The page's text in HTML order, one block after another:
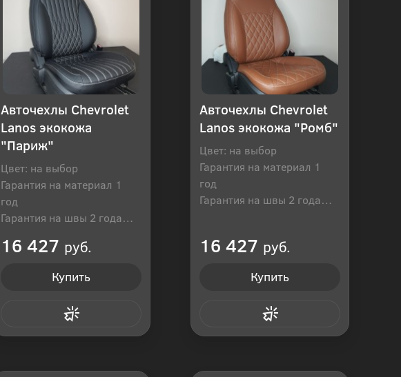
Авточехлы Chevrolet
Lanos экокожа
"Париж"
Цвет: на выбор
Гарантия на материал 1
год
Гарантия на швы 2 года
16 427 руб.
Купить
Авточехлы Chevrolet
Lanos экокожа "Ромб"
Цвет: на выбор
Гарантия на материал 1
год
Гарантия на швы 2 года
16 427 руб.
Купить